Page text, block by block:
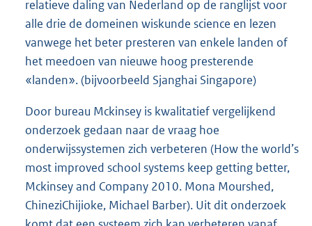
relatieve daling van Nederland op de ranglijst voor
alle drie de domeinen wiskunde science en lezen
vanwege het beter presteren van enkele landen of
het meedoen van nieuwe hoog presterende
«landen». (bijvoorbeeld Sjanghai Singapore)
Door bureau Mckinsey is kwalitatief vergelijkend
onderzoek gedaan naar de vraag hoe
onderwijssystemen zich verbeteren (How the world’s
most improved school systems keep getting better,
Mckinsey and Company 2010. Mona Mourshed,
ChineziChijioke, Michael Barber). Uit dit onderzoek